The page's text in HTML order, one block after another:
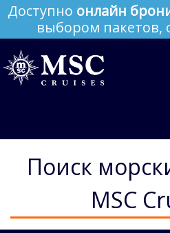
Доступно онлайн
выбором пакетов,
Поиск
MSC